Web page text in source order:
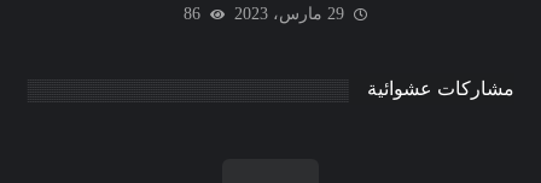
29 مارس، 2023
86
مشاركات عشوائية